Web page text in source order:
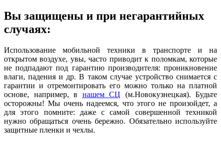
Вы защищены и при негарантийных
случаях:
Использование мобильной техники в транспорте и на
открытом воздухе, увы, часто приводит к поломкам, которые
не подпадают под гарантию производителя: проникновение
влаги, падения и др. В таком случае устройство снимается с
гарантии и отремонтировать его можно только на платной
основе, например, в нашем СЦ (м.Новокузнецкая). Будьте
осторожны! Мы очень надеемся, что этого не произойдет, а
для этого помните: даже с самой совершенной техникой
нужно обращаться очень бережно. Обязательно используйте
защитные пленки и чехлы.